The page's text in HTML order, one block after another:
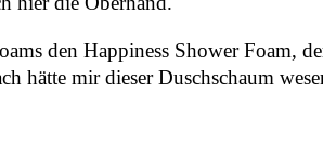
den Happiness Shower Foam,
hätte mir dieser Duschschaum